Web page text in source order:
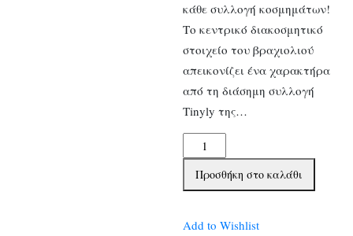
κάθε συλλογή κοσμημάτων!
Το κεντρικό διακοσμητικό
στοιχείο του βραχιολιού
απεικονίζει ένα χαρακτήρα
από τη διάσημη συλλογή
Tinyly της…
Djeco
Βραχιόλι
ποσότητα
Προσθήκη στο καλάθι
Add to Wishlist